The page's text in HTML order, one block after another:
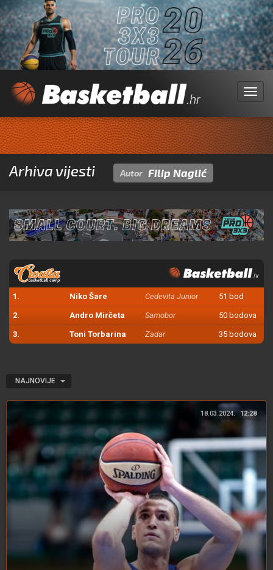
Menu
Arhiva vijesti Autor Filip Naglić
1. Niko Šare Cedevita Junior 51 bod
2. Andro Mirčeta Samobor 50 bodova
3. Toni Torbarina Zadar 35 bodova
NAJNOVIJE
18.03.2024. 12:28